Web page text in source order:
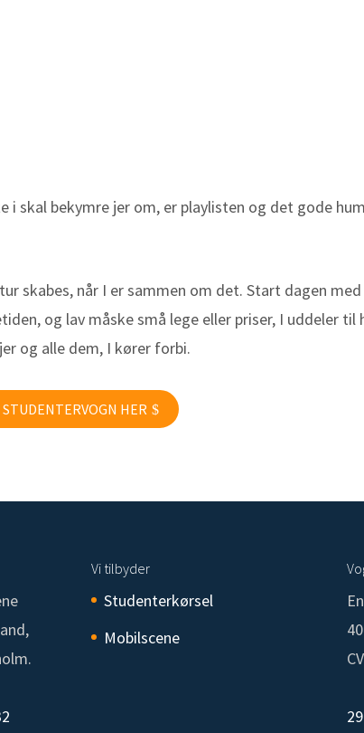
skal bekymre jer om, er playlisten og det gode
skabes, når I er sammen om det. Start dagen
og lav måske små lege eller priser, I uddeler til
og alle dem, I kører forbi.
HER
Vi tilbyder
Studenterkørsel
Mobilscene